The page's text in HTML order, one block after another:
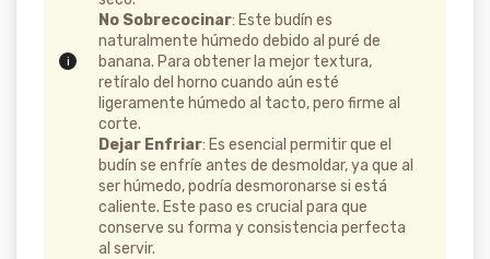
No Sobrecocinar: Este budín es
naturalmente húmedo debido al puré de
banana. Para obtener la mejor textura,
retíralo del horno cuando aún esté
ligeramente húmedo al tacto, pero firme al
corte.
Dejar Enfriar: Es esencial permitir que el
budín se enfríe antes de desmoldar, ya que al
ser húmedo, podría desmoronarse si está
caliente. Este paso es crucial para que
conserve su forma y consistencia perfecta
al servir.